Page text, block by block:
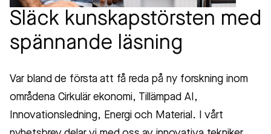
Släck kunskapstörsten med
spännande läsning
Var bland de första att få reda på ny forskning inom
områdena Cirkulär ekonomi, Tillämpad AI,
Innovationsledning, Energi och Material. I vårt